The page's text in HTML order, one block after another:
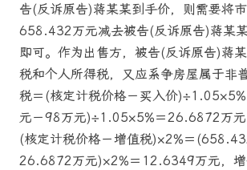
告(反诉原告)蒋某某到手价，则需要将
658.432万元减去被告(反诉原告)蒋某
即可。作为出售方，被告(反诉原告)蒋
税和个人所得税，又应系争房屋属于非
税＝(核定计税价格－买入价
元－98万元)÷1.05×5%＝26.6872万元
(核定计税价格－增值税)×2%＝
26.6872万元)×2%＝12.6349万元，增